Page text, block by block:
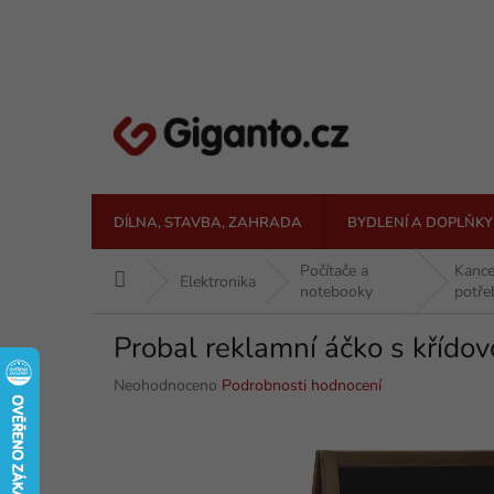
DÍLNA, STAVBA, ZAHRADA BYDLENÍ A DOPLŇKY
Elektronika
Počítače a
notebooky
Probal reklamní áčko s
Průměrné
Neohodnoceno Podrobnosti hodnocení